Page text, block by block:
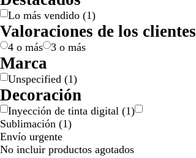
l
n
c
o
a
r
ó
n
Lo más vendido (1)
Valoraciones de los clientes
4 o más 3 o más
Marca
Unspecified (1)
Decoración
Inyección de tinta digital (1)
Sublimación (1)
Envío urgente
No incluir productos agotados